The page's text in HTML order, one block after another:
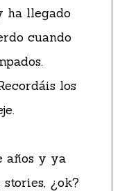
ha llegado
cuando
los
años y ya
¿ok?